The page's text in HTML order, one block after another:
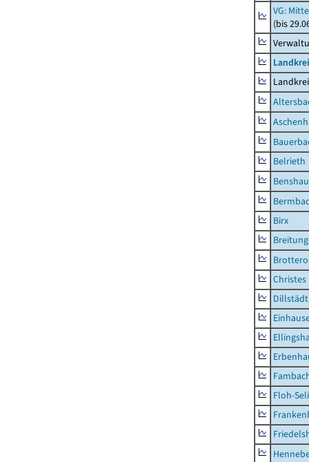
VG:
(bis
Belrieth
Birx
Christes
Dillstädt
Floh-